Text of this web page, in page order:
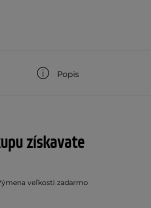
Popis
získavate
veľkosti zadarmo